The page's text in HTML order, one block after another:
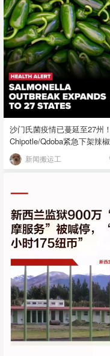
沙门氏菌疫情已蔓延至27州！
Chipotle/Qdoba紧急下架辣椒
新闻搬运工